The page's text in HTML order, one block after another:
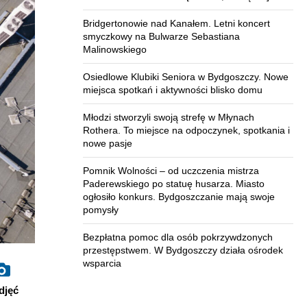
Bridgertonowie nad Kanałem. Letni koncert
smyczkowy na Bulwarze Sebastiana
Malinowskiego
Osiedlowe Klubiki Seniora w Bydgoszczy. Nowe
miejsca spotkań i aktywności blisko domu
Młodzi stworzyli swoją strefę w Młynach
Rothera. To miejsce na odpoczynek, spotkania i
nowe pasje
Pomnik Wolności – od uczczenia mistrza
Paderewskiego po statuę husarza. Miasto
ogłosiło konkurs. Bydgoszczanie mają swoje
pomysły
Bezpłatna pomoc dla osób pokrzywdzonych
przestępstwem. W Bydgoszczy działa ośrodek
wsparcia